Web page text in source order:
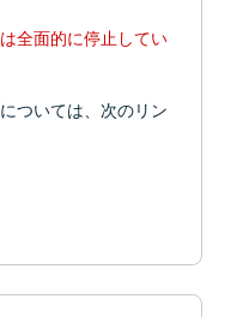
全面的に停止してい
ついては、次のリン